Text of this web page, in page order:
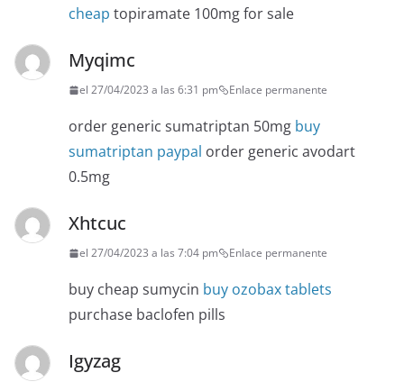
cheap topiramate 100mg for sale
Myqimc
el 27/04/2023 a las 6:31 pm Enlace permanente
order generic sumatriptan 50mg buy
sumatriptan paypal order generic avodart
0.5mg
Xhtcuc
el 27/04/2023 a las 7:04 pm Enlace permanente
buy cheap sumycin buy ozobax tablets
purchase baclofen pills
Igyzag